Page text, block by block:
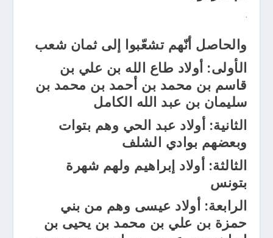
.
والحاصل أنّهم تشعّبوا إلى ثمان شعب
الأولى: أولاد طاع الله بن علي بن
قاسم بن محمد بن أحمد بن محمد بن
سليمان بن عبد الله الكامل
الثانية: أولاد عبد الحي وهم بتوات
وبعضهم بوادي الشلف
الثالثة: أولاد إبراهيم ولهم شهرة
بتونس
الرابعة: أولاد عيسى وهم من بني
حمزة بن علي بن محمد بن يحيى بن